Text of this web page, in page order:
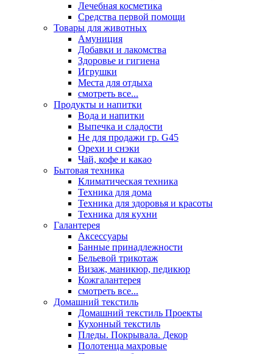
Лечебная косметика
Средства первой помощи
Товары для животных
Амуниция
Добавки и лакомства
Здоровье и гигиена
Игрушки
Места для отдыха
смотреть все...
Продукты и напитки
Вода и напитки
Выпечка и сладости
Не для продажи гр. G45
Орехи и снэки
Чай, кофе и какао
Бытовая техника
Климатическая техника
Техника для дома
Техника для здоровья и красоты
Техника для кухни
Галантерея
Аксессуары
Банные принадлежности
Бельевой трикотаж
Визаж, маникюр, педикюр
Кожгалантерея
смотреть все...
Домашний текстиль
Домашний текстиль Проекты
Кухонный текстиль
Пледы. Покрывала. Декор
Полотенца махровые